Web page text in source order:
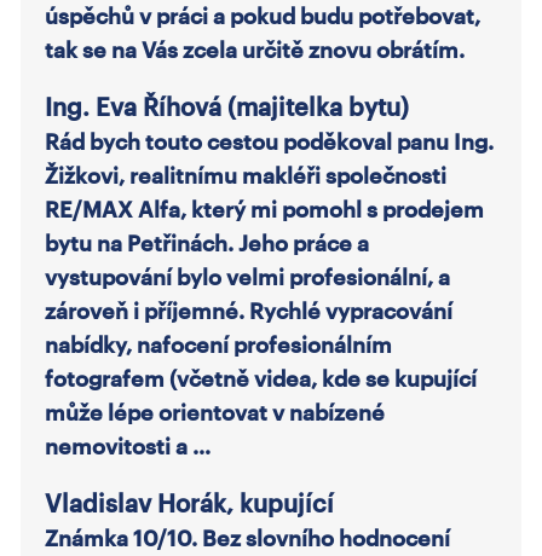
úspěchů v práci a pokud budu potřebovat,
tak se na Vás zcela určitě znovu obrátím.
Ing. Eva Říhová (majitelka bytu)
Rád bych touto cestou poděkoval panu Ing.
Žižkovi, realitnímu makléři společnosti
RE/MAX Alfa, který mi pomohl s prodejem
bytu na Petřinách. Jeho práce a
vystupování bylo velmi profesionální, a
zároveň i příjemné. Rychlé vypracování
nabídky, nafocení profesionálním
fotografem (včetně videa, kde se kupující
může lépe orientovat v nabízené
nemovitosti a …
Vladislav Horák, kupující
Známka 10/10. Bez slovního hodnocení